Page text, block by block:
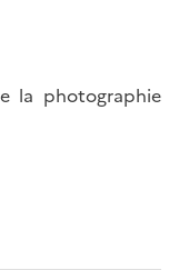
la photographie